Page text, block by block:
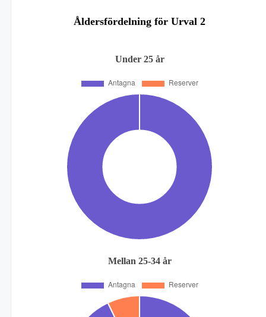
Åldersfördelning för Urval 2
Under 25 år
Mellan 25-34 år